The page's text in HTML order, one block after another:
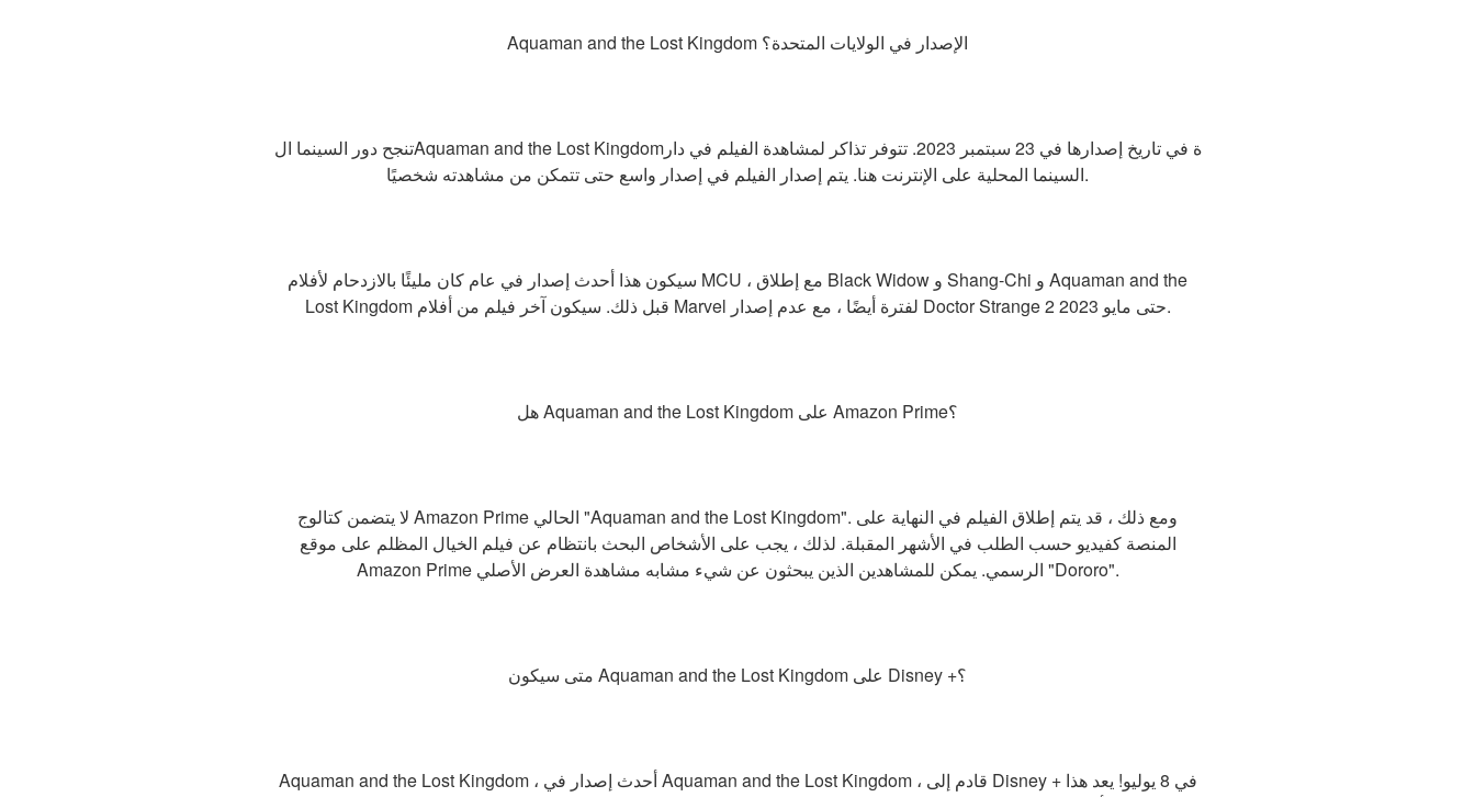
Aquaman and the Lost Kingdom الإصدار في الولايات المتحدة؟
تنجح دور السينما الAquaman and the Lost Kingdomة في تاريخ إصدارها في 23 سبتمبر 2023. تتوفر تذاكر لمشاهدة الفيلم في دار
السينما المحلية على الإنترنت هنا. يتم إصدار الفيلم في إصدار واسع حتى تتمكن من مشاهدته شخصيًا.
سيكون هذا أحدث إصدار في عام كان مليئًا بالازدحام لأفلام MCU ، مع إطلاق Black Widow و Shang-Chi و Aquaman and the
Lost Kingdom قبل ذلك. سيكون آخر فيلم من أفلام Marvel لفترة أيضًا ، مع عدم إصدار Doctor Strange 2 حتى مايو 2023.
هل Aquaman and the Lost Kingdom على Amazon Prime؟
لا يتضمن كتالوج Amazon Prime الحالي "Aquaman and the Lost Kingdom". ومع ذلك ، قد يتم إطلاق الفيلم في النهاية على
المنصة كفيديو حسب الطلب في الأشهر المقبلة. لذلك ، يجب على الأشخاص البحث بانتظام عن فيلم الخيال المظلم على موقع
Amazon Prime الرسمي. يمكن للمشاهدين الذين يبحثون عن شيء مشابه مشاهدة العرض الأصلي "Dororo".
متى سيكون Aquaman and the Lost Kingdom على Disney +؟
Aquaman and the Lost Kingdom ، أحدث إصدار في Aquaman and the Lost Kingdom ، قادم إلى Disney + في 8 يوليو! يعد هذا